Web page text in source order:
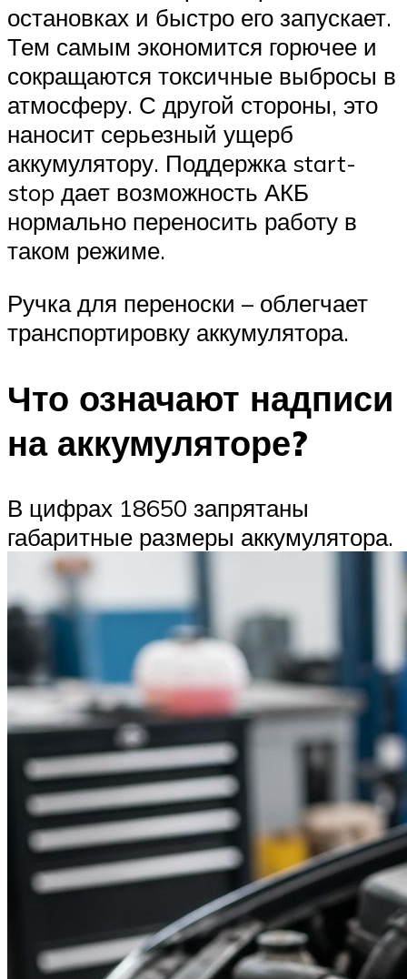
остановках и быстро его запускает.
Тем самым экономится горючее и
сокращаются токсичные выбросы в
атмосферу. С другой стороны, это
наносит серьезный ущерб
аккумулятору. Поддержка start-
stop дает возможность АКБ
нормально переносить работу в
таком режиме.
Ручка для переноски – облегчает
транспортировку аккумулятора.
Что означают надписи
на аккумуляторе?
В цифрах 18650 запрятаны
габаритные размеры аккумулятора.